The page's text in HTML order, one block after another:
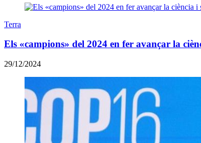
Terra
Els «campions» del 2024 en fer avançar la
29/12/2024